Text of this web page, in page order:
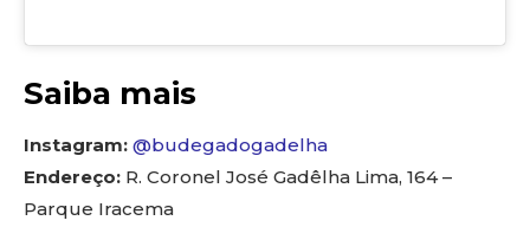
Saiba mais
Instagram: @budegadogadelha
Endereço: R. Coronel José Gadêlha Lima, 164 –
Parque Iracema